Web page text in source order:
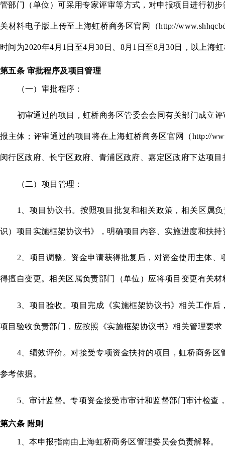
管部门（单位）可采用专家评审等方式，对申报项目进行初
关材料电子版上传至上海虹桥商务区官网（http://
时间为2020年4月1日至4月30日、8月1日至8月30日，以上海
第五条 审批程序及项目管理
（一）审批程序：
初审通过的项目，虹桥商务区管委会会同有关部门成立
报主体；评审通过的项目将在上海虹桥商务区官网（http://
闵行区政府、长宁区政府、青浦区政府、嘉定区政府下达项目
（二）项目管理：
1 、项目协议书。按照项目批复和相关政策，相关区属
识）项目实施框架协议书》，明确项目内容、实施进度和扶
2 、项目调整。资金申请获得批复后，对资金使用主体
得擅自变更。相关区属负责部门（单位）应将项目变更有关
3 、项目验收。项目完成《实施框架协议书》相关工作
项目验收负责部门，应按照《实施框架协议书》相关管理要
4 、绩效评价。对接受专项资金扶持的项目，虹桥商务
参考依据。
5 、审计监督。专项资金接受市审计和监督部门审计检
第六条 附则
1 、本申报指南由上海虹桥商务区管理委员会负责解释。